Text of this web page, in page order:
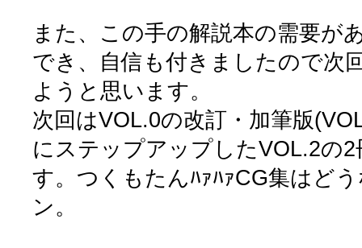
また、この手の解説本の需要が
でき、自信も付きましたので次
ようと思います。
次回はVOL.0の改訂・加筆版
にステップアップしたVOL.2の
す。つくもたんﾊｧﾊｧCG集はど
ン。